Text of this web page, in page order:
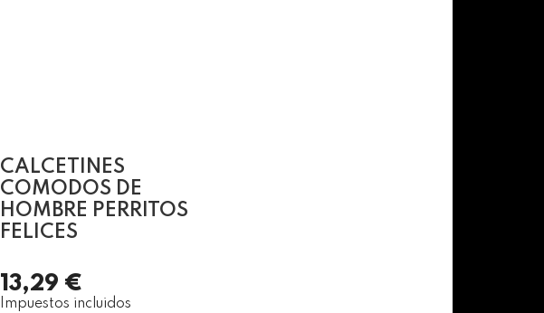
CALCETINES
COMODOS DE
HOMBRE PERRITOS
FELICES
13,29 €
Impuestos incluidos